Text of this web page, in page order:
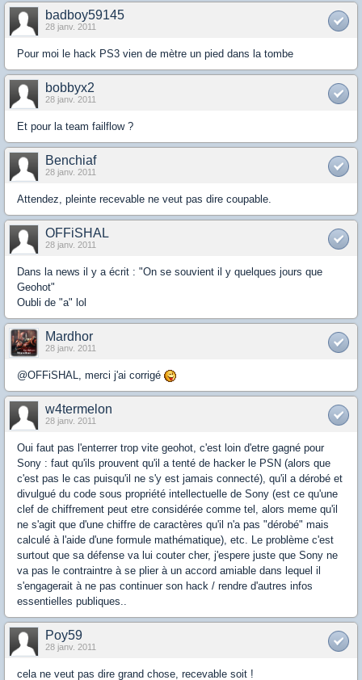
badboy59145
28 janv. 2011
Pour moi le hack PS3 vien de mètre un pied dans la tombe
bobbyx2
28 janv. 2011
Et pour la team failflow ?
Benchiaf
28 janv. 2011
Attendez, pleinte recevable ne veut pas dire coupable.
OFFiSHAL
28 janv. 2011
Dans la news il y a écrit : "On se souvient il y quelques jours que
Geohot"
Oubli de "a" lol
Mardhor
28 janv. 2011
@OFFiSHAL, merci j'ai corrigé
w4termelon
28 janv. 2011
Oui faut pas l'enterrer trop vite geohot, c'est loin d'etre gagné pour
Sony : faut qu'ils prouvent qu'il a tenté de hacker le PSN (alors que
c'est pas le cas puisqu'il ne s'y est jamais connecté), qu'il a dérobé et
divulgué du code sous propriété intellectuelle de Sony (est ce qu'une
clef de chiffrement peut etre considérée comme tel, alors meme qu'il
ne s'agit que d'une chiffre de caractères qu'il n'a pas "dérobé" mais
calculé à l'aide d'une formule mathématique), etc. Le problème c'est
surtout que sa défense va lui couter cher, j'espere juste que Sony ne
va pas le contraintre à se plier à un accord amiable dans lequel il
s'engagerait à ne pas continuer son hack / rendre d'autres infos
essentielles publiques..
Poy59
28 janv. 2011
cela ne veut pas dire grand chose, recevable soit !